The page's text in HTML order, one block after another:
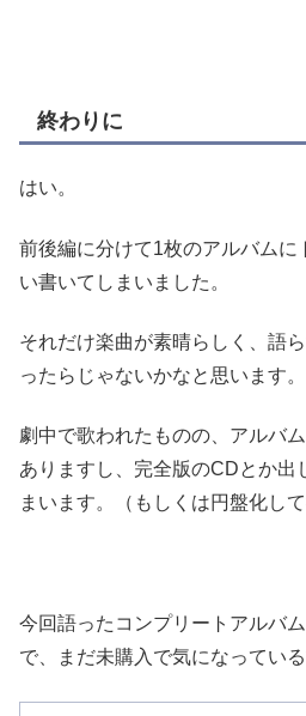
終わりに
はい。
前後編に分けて1枚のアルバムに
い書いてしまいました。
それだけ楽曲が素晴らしく、語
ったらじゃないかなと思います。
劇中で歌われたものの、アルバ
ありますし、完全版のCDとか出
まいます。（もしくは円盤化して
今回語ったコンプリートアルバ
で、まだ未購入で気になっている